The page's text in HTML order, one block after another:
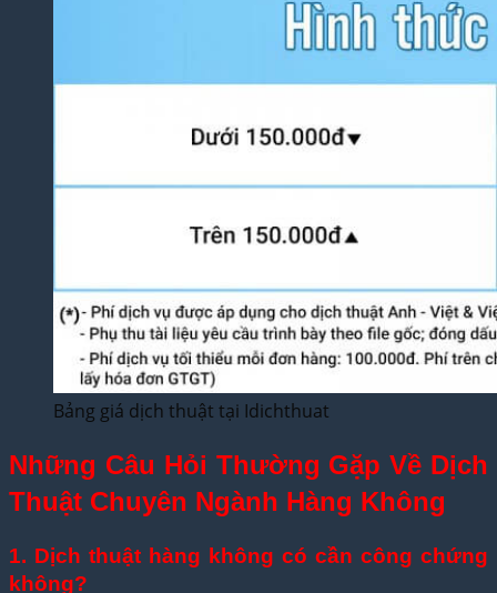
Bảng giá dịch thuật tại Idichthuat
Những Câu Hỏi Thường Gặp Về Dịch
Thuật Chuyên Ngành Hàng Không
1. Dịch thuật hàng không có cần công chứng
không?